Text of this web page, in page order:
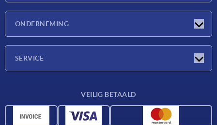
ONDERNEMING
SERVICE
CAD-gegevens
VEILIG BETAALD